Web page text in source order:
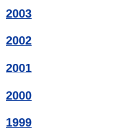
2003
2002
2001
2000
1999